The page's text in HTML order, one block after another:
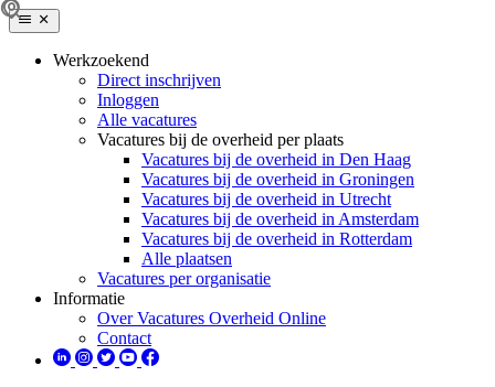
Werkzoekend
Direct inschrijven
Inloggen
Alle vacatures
Vacatures bij de overheid per plaats
Vacatures bij de overheid in Den Haag
Vacatures bij de overheid in Groningen
Vacatures bij de overheid in Utrecht
Vacatures bij de overheid in Amsterdam
Vacatures bij de overheid in Rotterdam
Alle plaatsen
Vacatures per organisatie
Informatie
Over Vacatures Overheid Online
Contact